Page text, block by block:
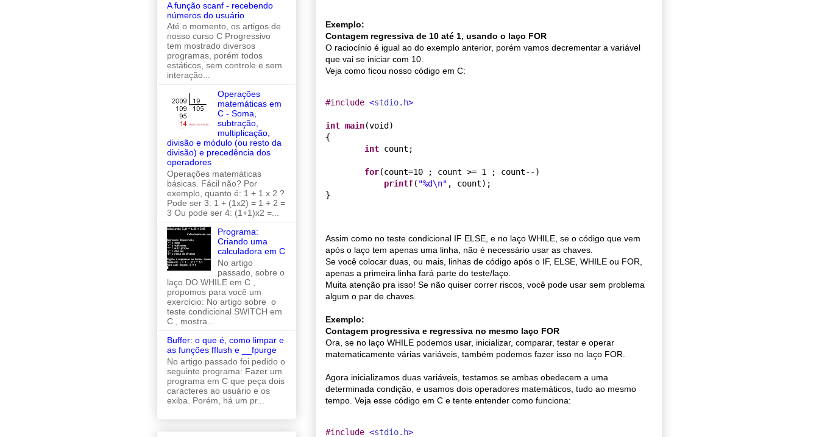
Exemplo:
Contagem regressiva de 10 até 1, usando o laço FOR
O raciocínio é igual ao do exemplo anterior, porém vamos decrementar a variável
que vai se iniciar com 10.
Veja como ficou nosso código em C:
#include <stdio.h>
int main(void)
{
int count;
for(count=10 ; count >= 1 ; count--)
printf( "%d\n" , count);
Assim como no teste condicional IF ELSE, e no laço WHILE, se o código que vem
após o laço tem apenas uma linha, não é necessário usar as chaves.
Se você colocar duas, ou mais, linhas de código após o IF, ELSE, WHILE ou FOR,
apenas a primeira linha fará parte do teste/laço.
Muita atenção pra isso! Se não quiser correr riscos, você pode usar sem problema
algum o par de chaves.
Exemplo:
Contagem progressiva e regressiva no mesmo laço FOR
Ora, se no laço WHILE podemos usar, inicializar, comparar, testar e operar
matematicamente várias variáveis, também podemos fazer isso no laço FOR.
Agora inicializamos duas variáveis, testamos se ambas obedecem a uma
determinada condição, e usamos dois operadores matemáticos, tudo ao mesmo
tempo. Veja esse código em C e tente entender como funciona:
#include <stdio.h>
A função scanf - recebendo
números do usuário
Até o momento, os artigos de
nosso curso C Progressivo
tem mostrado diversos
programas, porém todos
estáticos, sem controle e sem
interação...
Operações
matemáticas em
C - Soma,
subtração,
multiplicação,
divisão e módulo (ou resto da
divisão) e precedência dos
operadores
Operações matemáticas
básicas. Fácil não? Por
exemplo, quanto é: 1 + 1 x 2 ?
Pode ser 3: 1 + (1x2) = 1 + 2 =
3 Ou pode ser 4: (1+1)x2 =...
Programa:
Criando uma
calculadora em C
No artigo
passado, sobre o
laço DO WHILE em C ,
propomos para você um
exercício: No artigo sobre o
teste condicional SWITCH em
C , mostra...
Buffer: o que é, como limpar e
as funções fflush e __fpurge
No artigo passado foi pedido o
seguinte programa: Fazer um
programa em C que peça dois
caracteres ao usuário e os
exiba. Porém, há um pr...